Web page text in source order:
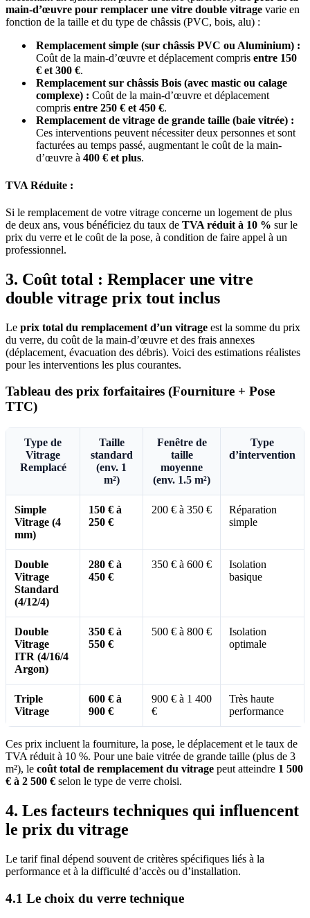
main-d’œuvre pour remplacer une vitre double vitrage varie en
fonction de la taille et du type de châssis (PVC, bois, alu) :
Remplacement simple (sur châssis PVC ou Aluminium) :
Coût de la main-d’œuvre et déplacement compris entre 150
€ et 300 €.
Remplacement sur châssis Bois (avec mastic ou calage
complexe) : Coût de la main-d’œuvre et déplacement
compris entre 250 € et 450 €.
Remplacement de vitrage de grande taille (baie vitrée) :
Ces interventions peuvent nécessiter deux personnes et sont
facturées au temps passé, augmentant le coût de la main-
d’œuvre à 400 € et plus.
TVA Réduite :
Si le remplacement de votre vitrage concerne un logement de plus
de deux ans, vous bénéficiez du taux de TVA réduit à 10 % sur le
prix du verre et le coût de la pose, à condition de faire appel à un
professionnel.
3. Coût total : Remplacer une vitre
double vitrage prix tout inclus
Le prix total du remplacement d’un vitrage est la somme du prix
du verre, du coût de la main-d’œuvre et des frais annexes
(déplacement, évacuation des débris). Voici des estimations réalistes
pour les interventions les plus courantes.
Tableau des prix forfaitaires (Fourniture + Pose
TTC)
Type de
Vitrage
Remplacé
Taille
standard
(env. 1
m²)
Fenêtre de
taille
moyenne
(env. 1.5 m²)
Type
d’intervention
Simple
Vitrage (4
mm)
150 € à
250 €
200 € à 350 €
Réparation
simple
Double
Vitrage
Standard
(4/12/4)
280 € à
450 €
350 € à 600 €
Isolation
basique
Double
Vitrage
ITR (4/16/4
Argon)
350 € à
550 €
500 € à 800 €
Isolation
optimale
Triple
Vitrage
600 € à
900 €
900 € à 1 400
€
Très haute
performance
Ces prix incluent la fourniture, la pose, le déplacement et le taux de
TVA réduit à 10 %. Pour une baie vitrée de grande taille (plus de 3
m²), le coût total de remplacement du vitrage peut atteindre 1 500
€ à 2 500 € selon le type de verre choisi.
4. Les facteurs techniques qui influencent
le prix du vitrage
Le tarif final dépend souvent de critères spécifiques liés à la
performance et à la difficulté d’accès ou d’installation.
4.1 Le choix du verre technique